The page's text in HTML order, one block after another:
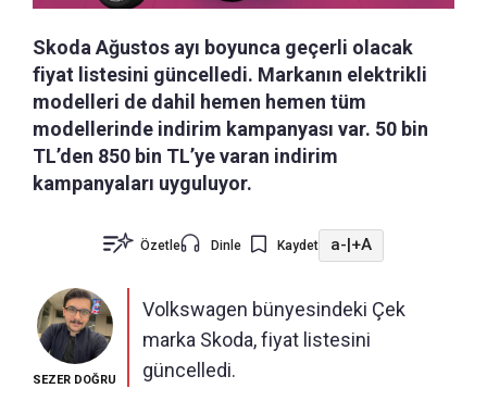
Skoda Ağustos ayı boyunca geçerli olacak
fiyat listesini güncelledi. Markanın elektrikli
modelleri de dahil hemen hemen tüm
modellerinde indirim kampanyası var. 50 bin
TL’den 850 bin TL’ye varan indirim
kampanyaları uyguluyor.
Özetle Dinle Kaydet a-|+A
SEZER DOĞRU
Volkswagen bünyesindeki Çek
marka Skoda, fiyat listesini
güncelledi.